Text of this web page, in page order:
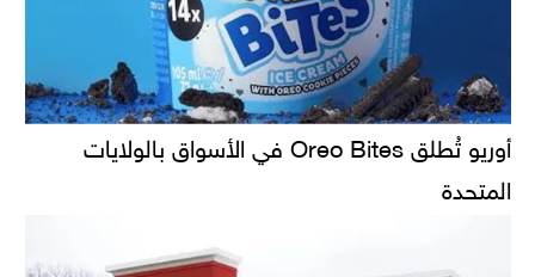
أوريو تُطلق Oreo Bites في الأسواق بالولايات
المتحدة